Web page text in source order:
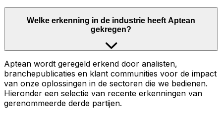
Welke erkenning in de industrie heeft Aptean
gekregen?
Aptean wordt geregeld erkend door analisten,
branchepublicaties en klant communities voor de impact
van onze oplossingen in de sectoren die we bedienen.
Hieronder een selectie van recente erkenningen van
gerenommeerde derde partijen.